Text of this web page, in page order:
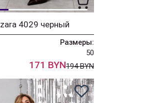
4029 черный
Размеры:
50
171 BYN194 BYN